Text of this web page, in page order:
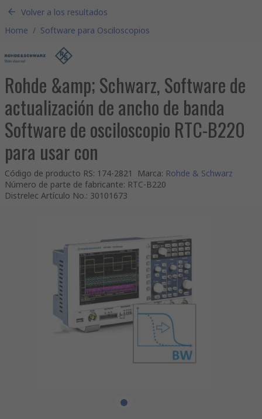
Volver a los resultados
Home / Software para Osciloscopios
Rohde &amp; Schwarz, Software de
actualización de ancho de banda
Software de osciloscopio RTC-B220
para usar con
Código de producto RS: 174-2821 Marca: Rohde & Schwarz
Número de parte de fabricante: RTC-B220
Distrelec Artículo No.: 30101673